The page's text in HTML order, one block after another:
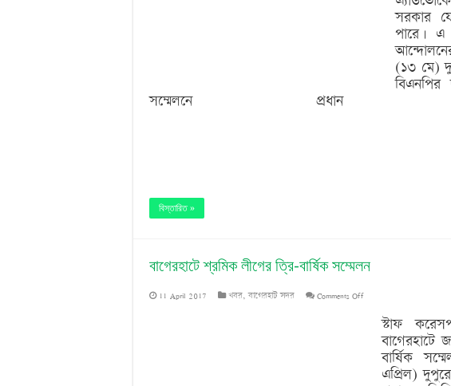
আন্দোলনের
সরকার
পারে। এ
(১৩ মে)
বিএনপির
সম্মেলনে
বিস্তারিত »
বাগেরহাটে শ্রমিক লীগের ত্রি-বার্ষিক সম্মেলন
11 April 2017 খবর,বাগেরহাট সদর Comments Offon
বাগেরহাটেস্টাফ
বাগেরহাটে
বার্ষিক
এপ্রিল)